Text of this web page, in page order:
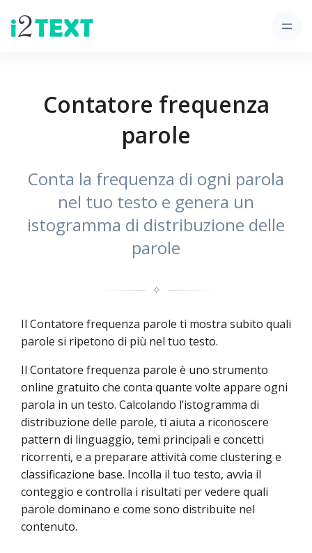
Contatore frequenza
parole
Conta la frequenza di ogni parola
nel tuo testo e genera un
istogramma di distribuzione delle
parole
✧
Il Contatore frequenza parole ti mostra subito quali
parole si ripetono di più nel tuo testo.
Il Contatore frequenza parole è uno strumento
online gratuito che conta quante volte appare ogni
parola in un testo. Calcolando l’istogramma di
distribuzione delle parole, ti aiuta a riconoscere
pattern di linguaggio, temi principali e concetti
ricorrenti, e a preparare attività come clustering e
classificazione base. Incolla il tuo testo, avvia il
conteggio e controlla i risultati per vedere quali
parole dominano e come sono distribuite nel
contenuto.